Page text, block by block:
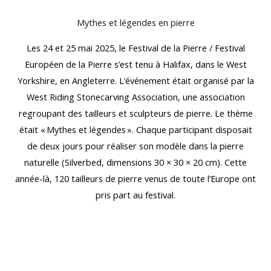
Mythes et légendes en pierre
Les 24 et 25 mai 2025, le Festival de la Pierre / Festival
Européen de la Pierre s’est tenu à Halifax, dans le West
Yorkshire, en Angleterre. L’événement était organisé par la
West Riding Stonecarving Association, une association
regroupant des tailleurs et sculpteurs de pierre. Le thème
était « Mythes et légendes ». Chaque participant disposait
de deux jours pour réaliser son modèle dans la pierre
naturelle (Silverbed, dimensions 30 × 30 × 20 cm). Cette
année-là, 120 tailleurs de pierre venus de toute l’Europe ont
pris part au festival.